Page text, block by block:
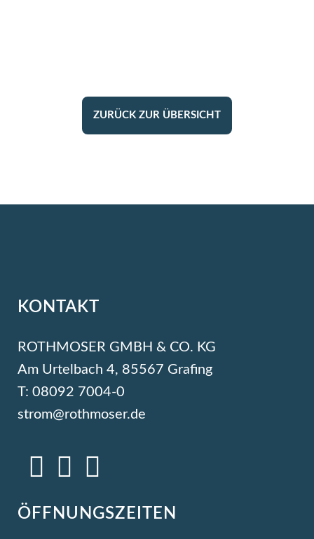
ZURÜCK ZUR ÜBERSICHT
KONTAKT
ROTHMOSER GMBH & CO. KG
Am Urtelbach 4, 85567 Grafing
T: 08092 7004-0
strom@rothmoser.de
ÖFFNUNGSZEITEN